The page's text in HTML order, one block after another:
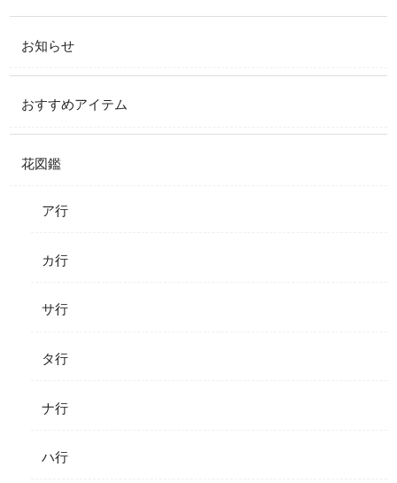
お知らせ
おすすめアイテム
花図鑑
ア行
カ行
サ行
タ行
ナ行
ハ行